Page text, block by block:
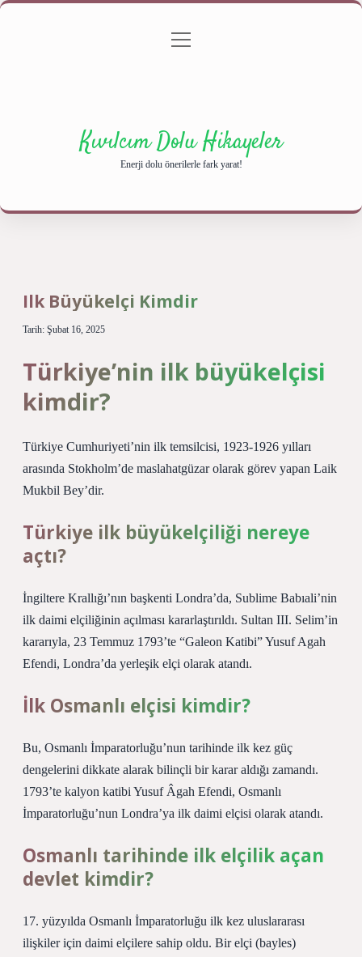
Gizlilik Politikası
menüyü
Kıvılcım Dolu Hikayeler
Enerji dolu önerilerle fark yarat!
Ilk Büyükelçi Kimdir
Tarih: Şubat 16, 2025
Türkiye’nin ilk büyükelçisi
kimdir?
Türkiye Cumhuriyeti’nin ilk temsilcisi, 1923-1926 yılları
arasında Stokholm’de maslahatgüzar olarak görev yapan Laik
Mukbil Bey’dir.
Türkiye ilk büyükelçiliği nereye
açtı?
İngiltere Krallığı’nın başkenti Londra’da, Sublime Babıali’nin
ilk daimi elçiliğinin açılması kararlaştırıldı. Sultan III. Selim’in
kararıyla, 23 Temmuz 1793’te “Galeon Katibi” Yusuf Agah
Efendi, Londra’da yerleşik elçi olarak atandı.
İlk Osmanlı elçisi kimdir?
Bu, Osmanlı İmparatorluğu’nun tarihinde ilk kez güç
dengelerini dikkate alarak bilinçli bir karar aldığı zamandı.
1793’te kalyon katibi Yusuf Âgah Efendi, Osmanlı
İmparatorluğu’nun Londra’ya ilk daimi elçisi olarak atandı.
Osmanlı tarihinde ilk elçilik açan
devlet kimdir?
17. yüzyılda Osmanlı İmparatorluğu ilk kez uluslararası
ilişkiler için daimi elçilere sahip oldu. Bir elçi (bayles)